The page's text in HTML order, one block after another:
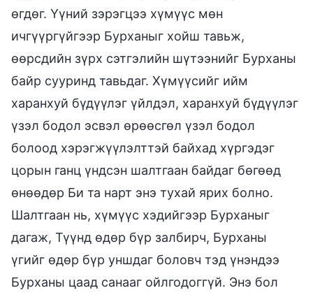
өгдөг. Үүний зэрэгцээ хүмүүс мөн
ичгүүргүйгээр Бурханыг хойш тавьж,
өөрсдийн зүрх сэтгэлийн шүтээнийг Бурханы
байр сууринд тавьдаг. Хүмүүсийг ийм
харанхуй бүдүүлэг үйлдэл, харанхуй бүдүүлэг
үзэл бодол эсвэл өрөөсгөл үзэл бодол
болоод хэрэгжүүлэлттэй байхад хүргэдэг
цорын ганц үндсэн шалтгаан байдаг бөгөөд
өнөөдөр Би та нарт энэ тухай ярих болно.
Шалтгаан нь, хүмүүс хэдийгээр Бурханыг
дагаж, Түүнд өдөр бүр залбирч, Бурханы
үгийг өдөр бүр уншдаг боловч тэд үнэндээ
Бурханы цаад санааг ойлгодоггүй. Энэ бол